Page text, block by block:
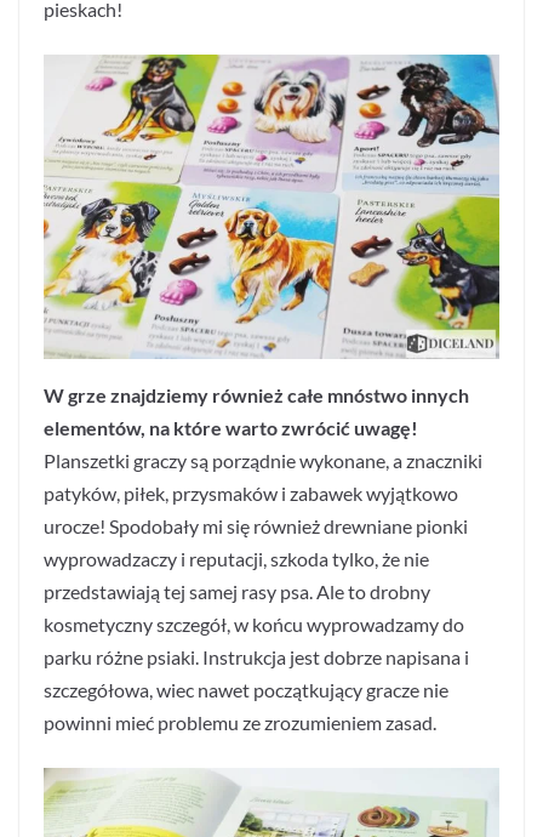
pieskach!
W grze znajdziemy również całe mnóstwo innych
elementów, na które warto zwrócić uwagę!
Planszetki graczy są porządnie wykonane, a znaczniki
patyków, piłek, przysmaków i zabawek wyjątkowo
urocze! Spodobały mi się również drewniane pionki
wyprowadzaczy i reputacji, szkoda tylko, że nie
przedstawiają tej samej rasy psa. Ale to drobny
kosmetyczny szczegół, w końcu wyprowadzamy do
parku różne psiaki. Instrukcja jest dobrze napisana i
szczegółowa, wiec nawet początkujący gracze nie
powinni mieć problemu ze zrozumieniem zasad.